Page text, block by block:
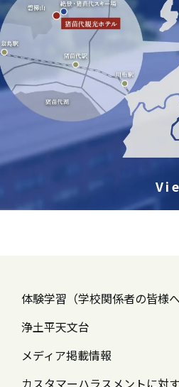
体験学習（学校関係者の皆様へ
浄土平天文台
メディア掲載情報
カスタマーハラスメントに対